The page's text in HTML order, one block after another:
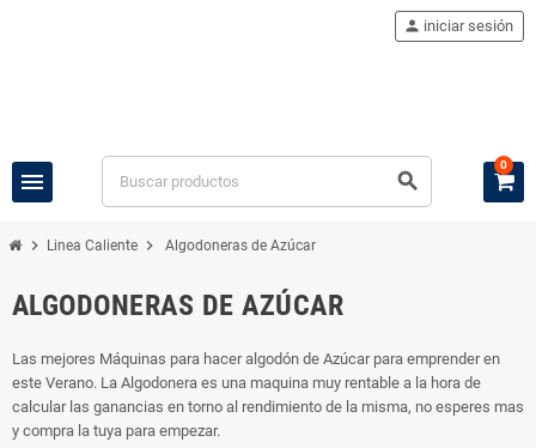
menu search
person iniciar sesión
0
chevron_right Linea Caliente chevron_right Algodoneras de Azúcar
ALGODONERAS DE AZÚCAR
Las mejores Máquinas para hacer algodón de Azúcar para emprender en
este Verano. La Algodonera es una maquina muy rentable a la hora de
calcular las ganancias en torno al rendimiento de la misma, no esperes mas
y compra la tuya para empezar.